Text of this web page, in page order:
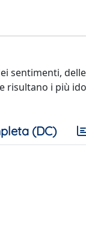
sentimenti,
i più
(DC)